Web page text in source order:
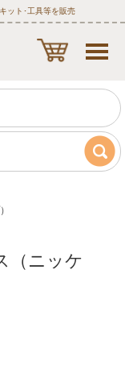
ット･工具等を販売
（ニッケ